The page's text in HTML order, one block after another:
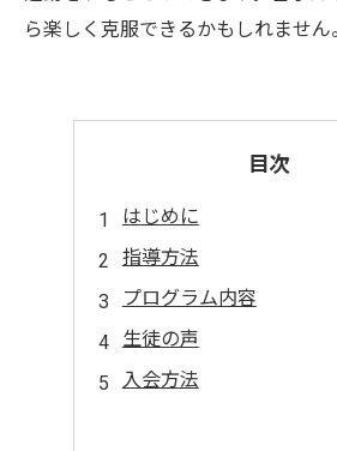
ら楽しく克服できるかもしれません
目次
はじめに
指導方法
プログラム内容
生徒の声
入会方法